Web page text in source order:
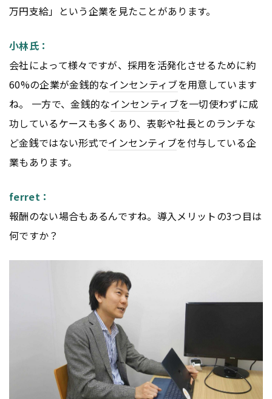
万円支給」という企業を見たことがあります。
小林氏：
会社によって様々ですが、採用を活発化させるために約
60%の企業が金銭的なインセンティブを用意しています
ね。 一方で、金銭的なインセンティブを一切使わずに成
功しているケースも多くあり、表彰や社長とのランチな
ど金銭ではない形式でインセンティブを付与している企
業もあります。
ferret：
報酬のない場合もあるんですね。導入メリットの3つ目は
何ですか？